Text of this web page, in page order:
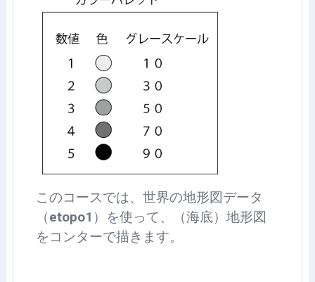
このコースでは、世界の地形図データ
（etopo1 ）を使って、（海底）地形図
をコンターで描きます。